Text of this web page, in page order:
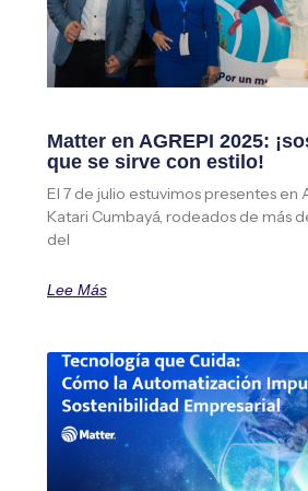
Matter en AGREPI 2025:
que se sirve con estilo!
El 7 de julio estuvimos presentes en
Katari Cumbayá, rodeados de más
del
Lee Más